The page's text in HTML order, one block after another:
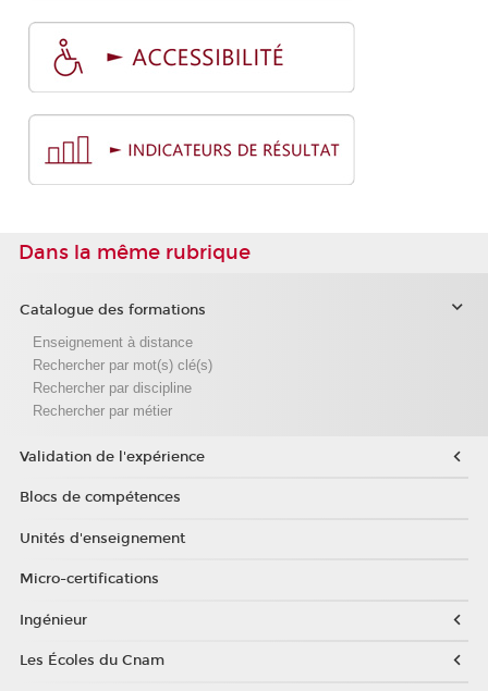
Dans la même rubrique
Catalogue des formations
Enseignement à distance
Rechercher par mot(s) clé(s)
Rechercher par discipline
Rechercher par métier
Validation de l'expérience
Blocs de compétences
Unités d'enseignement
Micro-certifications
Ingénieur
Les Écoles du Cnam